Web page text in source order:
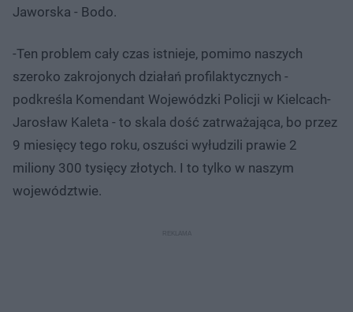
Jaworska - Bodo.
-Ten problem cały czas istnieje, pomimo naszych
szeroko zakrojonych działań profilaktycznych -
podkreśla Komendant Wojewódzki Policji w Kielcach-
Jarosław Kaleta - to skala dość zatrważająca, bo przez
9 miesięcy tego roku, oszuści wyłudzili prawie 2
miliony 300 tysięcy złotych. I to tylko w naszym
województwie.